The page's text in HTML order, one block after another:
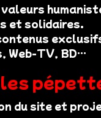
et solidaires.
Web-TV, BD…
du site et